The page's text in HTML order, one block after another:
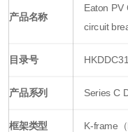
产品名称
Eaton PV
circuit
目录号
产品系列 Series C
框架类型 K-frame（